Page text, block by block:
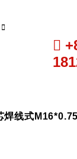
焊线式